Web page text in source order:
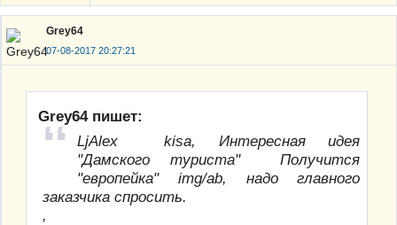
Grey64
07-08-2017 20:27:21
Grey64 пишет:
LjAlex kisa, Интересная идея
"Дамского туриста" Получится
"европейка" img/ab, надо главного
заказчика спросить.
,